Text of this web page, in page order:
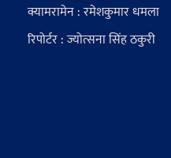
क्यामरामेन : रमेशकुमार धमला
रिपोर्टर : ज्योत्सना सिंह ठकुरी